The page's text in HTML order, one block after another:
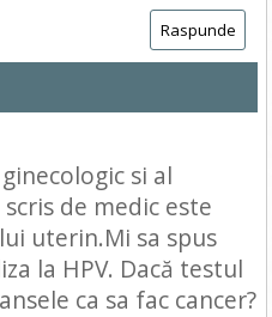
Raspunde
si al
de medic este
uterin.Mi sa spus
la HPV. Dacă testul
ca sa fac cancer?